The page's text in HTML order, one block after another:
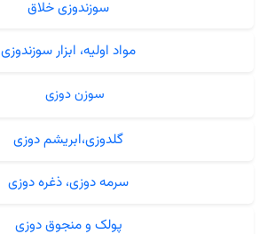
سوزندوزی خلاق
مواد اولیه، ابزار سوزندوزی
سوزن دوزی
گلدوزی،ابریشم دوزی
سرمه دوزی، ذغره دوزی
پولک و منجوق دوزی